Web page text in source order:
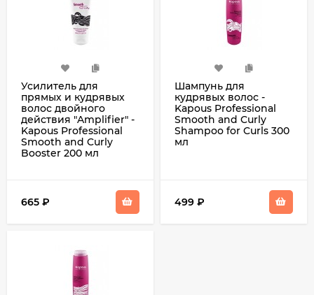
Усилитель для
прямых и кудрявых
волос двойного
действия "Amplifier" -
Kapous Professional
Smooth and Curly
Booster 200 мл
665 ₽
Шампунь для
кудрявых волос -
Kapous Professional
Smooth and Curly
Shampoo for Curls 300
мл
499 ₽